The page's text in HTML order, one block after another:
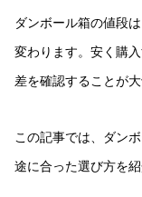
ダンボール箱の値段
変わります。安く購
差を確認することが大
この記事では、ダン
途に合った選び方を紹